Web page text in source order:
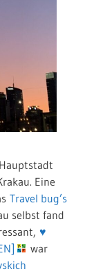
Eine
Travel bug’s
selbst fand
♥
war